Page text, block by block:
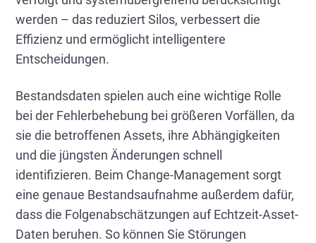
werden – das reduziert Silos, verbessert die
Effizienz und ermöglicht intelligentere
Entscheidungen.
Bestandsdaten spielen auch eine wichtige Rolle
bei der Fehlerbehebung bei größeren Vorfällen, da
sie die betroffenen Assets, ihre Abhängigkeiten
und die jüngsten Änderungen schnell
identifizieren. Beim Change-Management sorgt
eine genaue Bestandsaufnahme außerdem dafür,
dass die Folgenabschätzungen auf Echtzeit-Asset-
Daten beruhen. So können Sie Störungen